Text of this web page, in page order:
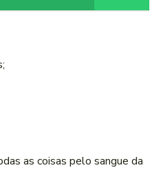
as coisas pelo sangue da